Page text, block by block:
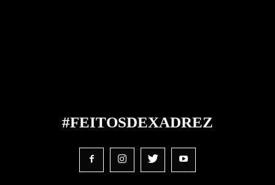
#FEITOSDEXADREZ